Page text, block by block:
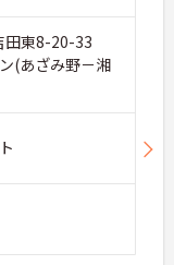
田東8-20-33
(あざみ野－湘